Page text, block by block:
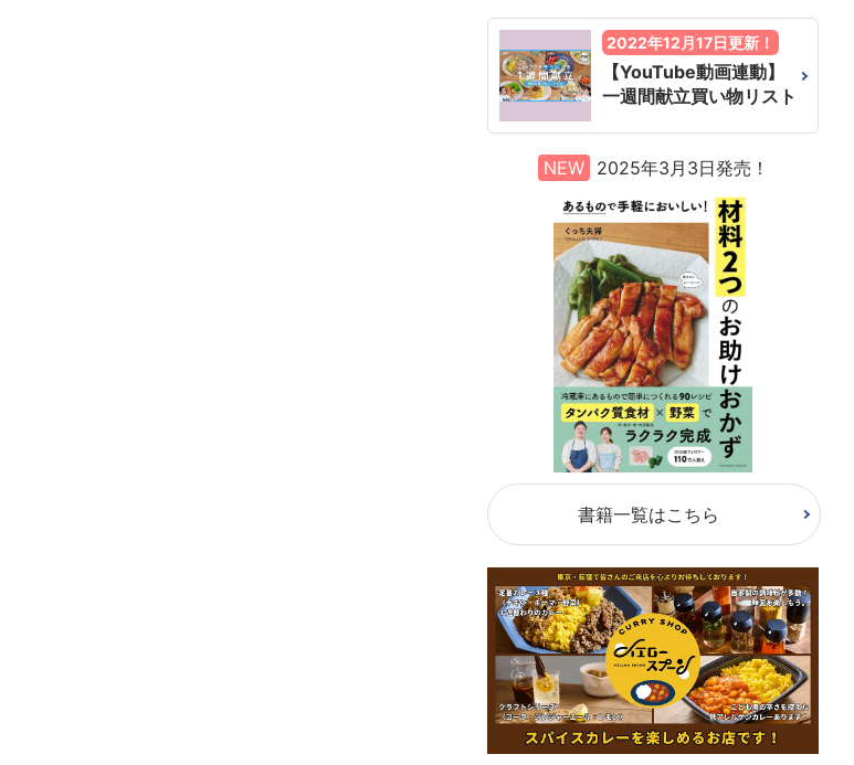
2022年12月17日更新！
【YouTube動画連動】
一週間献立買い物リスト
NEW 2025年3月3日発売！
書籍一覧はこちら